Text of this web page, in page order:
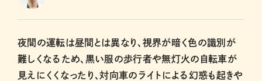
夜間の運転は昼間とは異なり、視界が暗く色の識別が
難しくなるため、黒い服の歩行者や無灯火の自転車が
見えにくくなったり、対向車のライトによる幻惑も起きや